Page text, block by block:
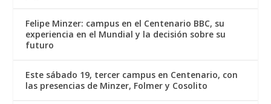
Felipe Minzer: campus en el Centenario BBC, su
experiencia en el Mundial y la decisión sobre su
futuro
Este sábado 19, tercer campus en Centenario, con
las presencias de Minzer, Folmer y Cosolito